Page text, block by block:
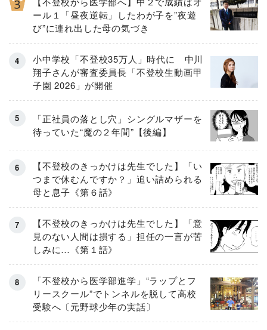
ール１「昼夜逆転」したわが子を”夜遊
び”に連れ出した母の気づき
小中学校「不登校35万人」時代に 中川
翔子さんが審査委員長「不登校生動画甲
子園 2026」が開催
「正社員の落とし穴」シングルマザーを
待っていた“魔の２年間”【後編】
【不登校のきっかけは先生でした】「い
つまで休むんですか？」追い詰められる
母と息子《第６話》
【不登校のきっかけは先生でした】「意
見のない人間は損する」担任の一言が苦
しみに…《第１話》
「不登校から医学部進学」“ラップとフ
リースクール”でトンネルを脱して高校
受験へ〔元野球少年の実話〕